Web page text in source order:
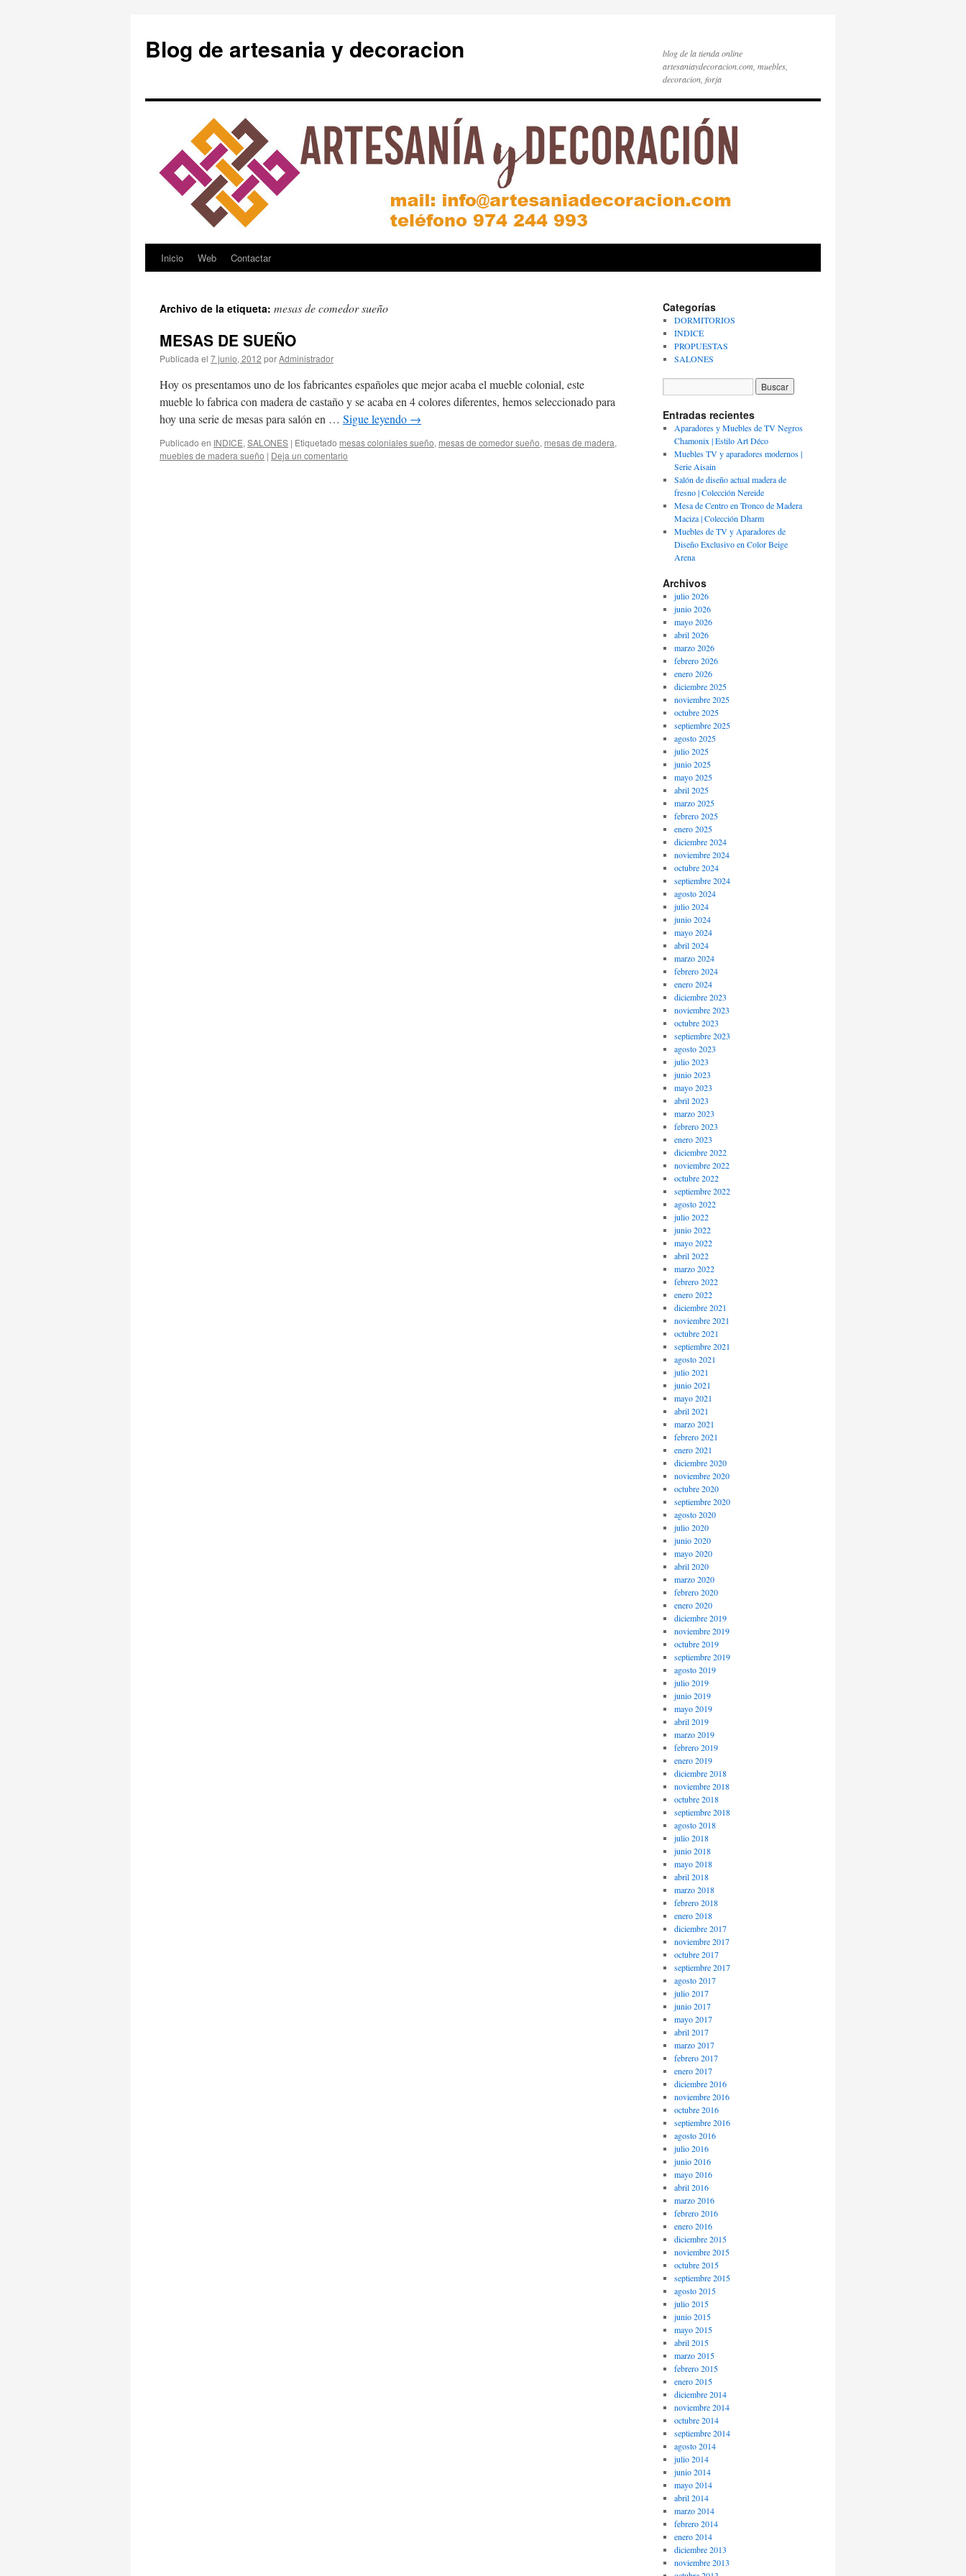
Blog de artesania y decoracion
blog de la tienda online
artesaniaydecoracion.com, muebles,
decoracion, forja
Saltar
contenido
Inicio Web Contactar
Archivo de la etiqueta: mesas de comedor sueño
MESAS DE SUEÑO
Publicada el 7 junio, 2012 porAdministrador
Hoy os presentamos uno de los fabricantes españoles que mejor acaba el mueble colonial, este
mueble lo fabrica con madera de castaño y se acaba en 4 colores diferentes, hemos seleccionado para
hoy una serie de mesas para salón en … Sigue leyendo →
Publicado en INDICE, SALONES | Etiquetado mesas coloniales sueño, mesas de comedor sueño, mesas de madera,
muebles de madera sueño | Deja un comentario
Categorías
DORMITORIOS
INDICE
PROPUESTAS
SALONES
Entradas recientes
Aparadores y Muebles de TV Negros
Chamonix | Estilo Art Déco
Muebles TV y aparadores modernos |
Serie Aisain
Salón de diseño actual madera de
fresno | Colección Nereide
Mesa de Centro en Tronco de Madera
Maciza | Colección Dharm
Muebles de TV y Aparadores de
Diseño Exclusivo en Color Beige
Arena
Archivos
julio 2026
junio 2026
mayo 2026
abril 2026
marzo 2026
febrero 2026
enero 2026
diciembre 2025
noviembre 2025
octubre 2025
septiembre 2025
agosto 2025
julio 2025
junio 2025
mayo 2025
abril 2025
marzo 2025
febrero 2025
enero 2025
diciembre 2024
noviembre 2024
octubre 2024
septiembre 2024
agosto 2024
julio 2024
junio 2024
mayo 2024
abril 2024
marzo 2024
febrero 2024
enero 2024
diciembre 2023
noviembre 2023
octubre 2023
septiembre 2023
agosto 2023
julio 2023
junio 2023
mayo 2023
abril 2023
marzo 2023
febrero 2023
enero 2023
diciembre 2022
noviembre 2022
octubre 2022
septiembre 2022
agosto 2022
julio 2022
junio 2022
mayo 2022
abril 2022
marzo 2022
febrero 2022
enero 2022
diciembre 2021
noviembre 2021
octubre 2021
septiembre 2021
agosto 2021
julio 2021
junio 2021
mayo 2021
abril 2021
marzo 2021
febrero 2021
enero 2021
diciembre 2020
noviembre 2020
octubre 2020
septiembre 2020
agosto 2020
julio 2020
junio 2020
mayo 2020
abril 2020
marzo 2020
febrero 2020
enero 2020
diciembre 2019
noviembre 2019
octubre 2019
septiembre 2019
agosto 2019
julio 2019
junio 2019
mayo 2019
abril 2019
marzo 2019
febrero 2019
enero 2019
diciembre 2018
noviembre 2018
octubre 2018
septiembre 2018
agosto 2018
julio 2018
junio 2018
mayo 2018
abril 2018
marzo 2018
febrero 2018
enero 2018
diciembre 2017
noviembre 2017
octubre 2017
septiembre 2017
agosto 2017
julio 2017
junio 2017
mayo 2017
abril 2017
marzo 2017
febrero 2017
enero 2017
diciembre 2016
noviembre 2016
octubre 2016
septiembre 2016
agosto 2016
julio 2016
junio 2016
mayo 2016
abril 2016
marzo 2016
febrero 2016
enero 2016
diciembre 2015
noviembre 2015
octubre 2015
septiembre 2015
agosto 2015
julio 2015
junio 2015
mayo 2015
abril 2015
marzo 2015
febrero 2015
enero 2015
diciembre 2014
noviembre 2014
octubre 2014
septiembre 2014
agosto 2014
julio 2014
junio 2014
mayo 2014
abril 2014
marzo 2014
febrero 2014
enero 2014
diciembre 2013
noviembre 2013